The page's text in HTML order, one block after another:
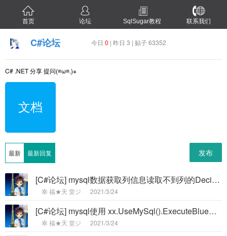
首页 论坛 SqlSugar教程 联系我们
C#论坛 今日 0 | 昨日 3 | 贴子 63352
C# .NET 分享 提问(≡ω≡.)※
文档
最新 最新回复 发布
[C#论坛] mysql数据获取列信息读取不到列的DecimalDigits 精度值 -
ゞ幸 福★天 堂ジ 2021/3/24
[C#论坛] mysql使用 xx.UseMySql().ExecuteBlueCopyAsync() 集合里字段是bool类型问题 -
ゞ幸 福★天 堂ジ 2021/3/24